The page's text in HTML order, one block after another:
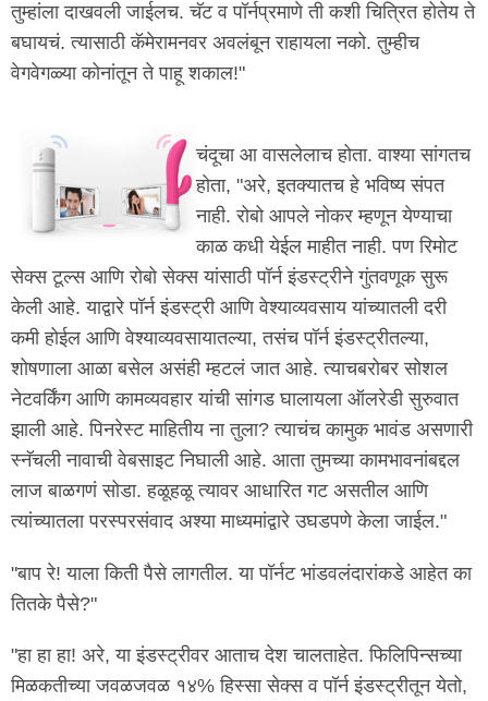
तुम्हांला दाखवली जाईलच. चॅट व पॉर्नप्रमाणे ती कशी चित्रित होतेय ते
बघायचं. त्यासाठी कॅमेरामनवर अवलंबून राहायला नको. तुम्हीच
वेगवेगळ्या कोनांतून ते पाहू शकाल!"
चंदूचा आ वासलेलाच होता. वाश्या सांगतच
होता, "अरे, इतक्यातच हे भविष्य संपत
नाही. रोबो आपले नोकर म्हणून येण्याचा
काळ कधी येईल माहीत नाही. पण रिमोट
सेक्स टूल्स आणि रोबो सेक्स यांसाठी पॉर्न इंडस्ट्रीने गुंतवणूक सुरू
केली आहे. याद्वारे पॉर्न इंडस्ट्री आणि वेश्याव्यवसाय यांच्यातली दरी
कमी होईल आणि वेश्याव्यवसायातल्या, तसंच पॉर्न इंडस्ट्रीतल्या,
शोषणाला आळा बसेल असंही म्हटलं जात आहे. त्याचबरोबर सोशल
नेटवर्किंग आणि कामव्यवहार यांची सांगड घालायला ऑलरेडी सुरुवात
झाली आहे. पिनरेस्ट माहितीय ना तुला? त्याचंच कामुक भावंड असणारी
स्नॅचली नावाची वेबसाइट निघाली आहे. आता तुमच्या कामभावनांबद्दल
लाज बाळगणं सोडा. हळूहळू त्यावर आधारित गट असतील आणि
त्यांच्यातला परस्परसंवाद अश्या माध्यमांद्वारे उघडपणे केला जाईल."
"बाप रे! याला किती पैसे लागतील. या पॉर्नट भांडवलंदारांकडे आहेत का
तितके पैसे?"
"हा हा हा! अरे, या इंडस्ट्रीवर आताच देश चालताहेत. फिलिपिन्सच्या
मिळकतीच्या जवळजवळ १४% हिस्सा सेक्स व पॉर्न इंडस्ट्रीतून येतो,